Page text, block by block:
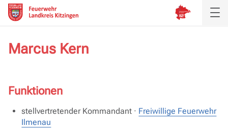
Marcus Kern
Funktionen
stellvertretender Kommandant · Freiwillige Feuerwehr
Ilmenau